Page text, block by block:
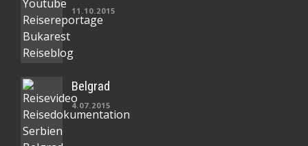
11.10.2015
Belgrad
4.07.2015